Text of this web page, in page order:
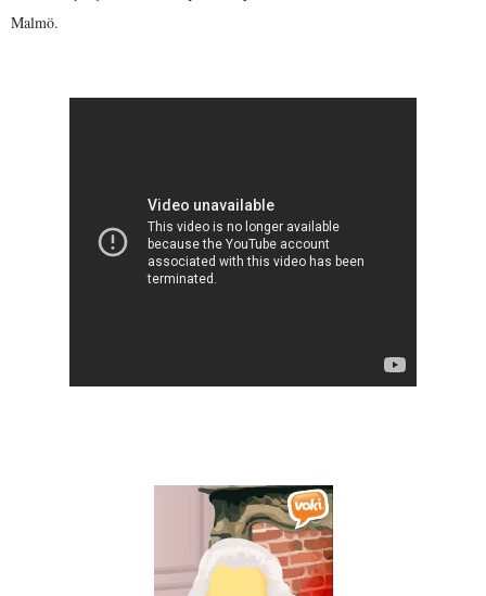
Malmö.